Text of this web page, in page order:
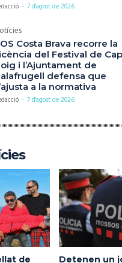
- 7 d'agost de 2026
Costa Brava recorre la
del Festival de Cap
i l’Ajuntament de
defensa que
a la normativa
- 7 d'agost de 2026
de
Detenen un